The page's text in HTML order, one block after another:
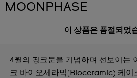
MOONPHASE
이 상품은 품절되었
4월의 핑크문을 기념하며 선보이는
크 바이오세라믹(Bioceramic) 케이